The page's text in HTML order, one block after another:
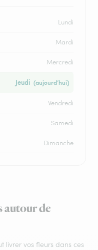
Lundi
Mardi
Mercredi
Jeudi (aujourd’hui)
Vendredi
Samedi
Dimanche
autour de
livrer vos fleurs dans ces